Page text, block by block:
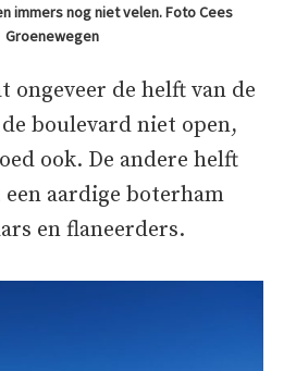
immers nog niet velen. Foto Cees
Groenewegen
ongeveer de helft van de
boulevard niet open,
ook. De andere helft
aardige boterham
en flaneerders.